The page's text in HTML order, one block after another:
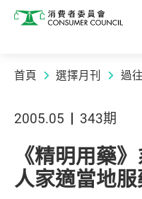
消費者委員會
首頁 選擇月刊 過
2005.05 343期
《精明用藥
人家適當地